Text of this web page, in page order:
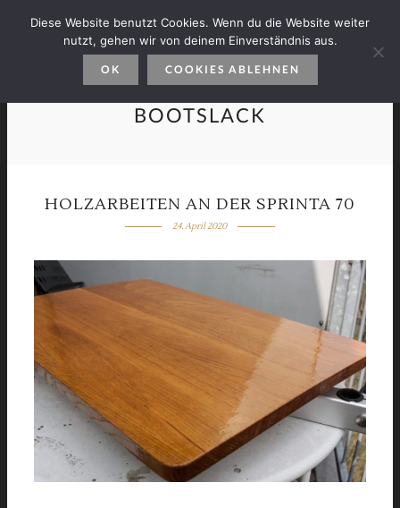
BOOTSLACK
HOLZARBEITEN AN DER SPRINTA 70
24. April 2020
Diese Website benutzt Cookies. Wenn du die Website weiter
nutzt, gehen wir von deinem Einverständnis aus.
OK COOKIES ABLEHNEN